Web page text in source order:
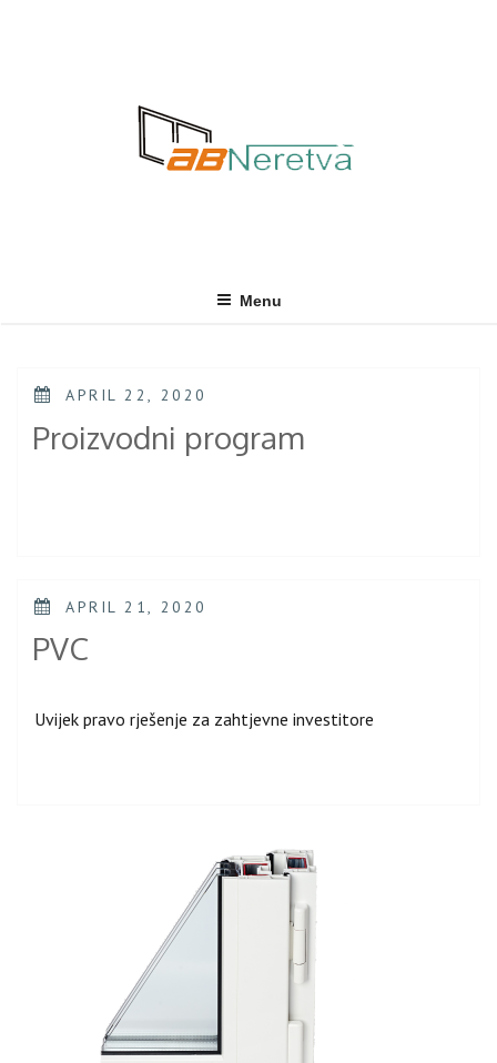
Menu
POSTED
APRIL 22, 2020
Proizvodni program
POSTED
APRIL 21, 2020
PVC
Uvijek pravo rješenje za zahtjevne investitore